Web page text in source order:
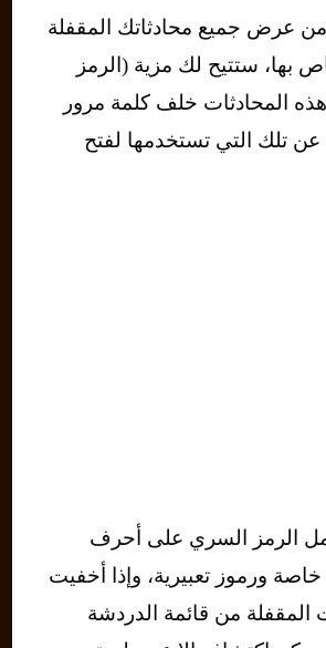
من عرض جميع محادثاتك المقفلة
بها، ستتيح لك مزية (الرمز
المحادثات خلف كلمة مرور
عن تلك التي تستخدمها لفتح
الرمز السري على أحرف
ورموز تعبيرية، وإذا أخفيت
المقفلة من قائمة الدردشة